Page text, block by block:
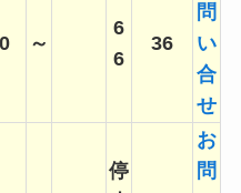
～
6
6
36
問
い
合
せ
停
お
問